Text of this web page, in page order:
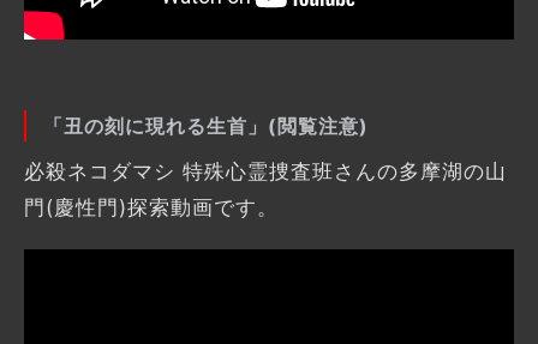
「丑の刻に現れる生首」(閲覧注意)
必殺ネコダマシ 特殊心霊捜査班さんの多摩湖の山
門(慶性門)探索動画です。